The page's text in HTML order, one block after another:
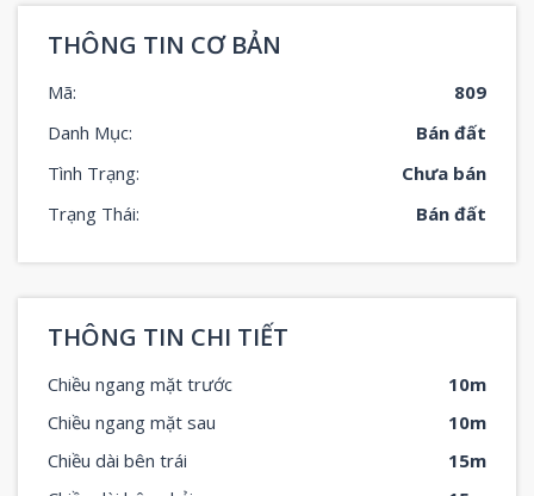
THÔNG TIN CƠ BẢN
Mã:
809
Danh Mục:
Bán đất
Tình Trạng:
Chưa bán
Trạng Thái:
Bán đất
THÔNG TIN CHI TIẾT
Chiều ngang mặt trước
10m
Chiều ngang mặt sau
10m
Chiều dài bên trái
15m